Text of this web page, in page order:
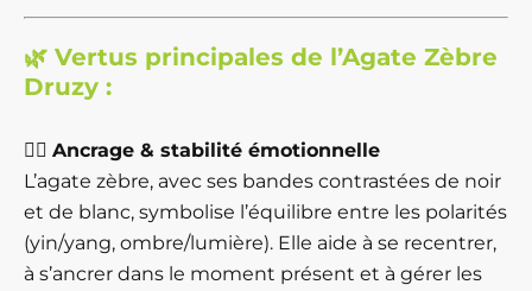
🌿 Vertus principales de l’Agate Zèbre
Druzy :
🧘‍♀️ Ancrage & stabilité émotionnelle
L’agate zèbre, avec ses bandes contrastées de noir
et de blanc, symbolise l’équilibre entre les polarités
(yin/yang, ombre/lumière). Elle aide à se recentrer,
à s’ancrer dans le moment présent et à gérer les